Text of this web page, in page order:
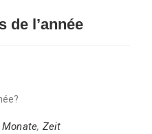
de l’année
Monate, Zeit